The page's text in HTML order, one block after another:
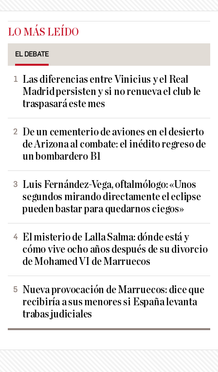
LO MÁS LEÍDO
EL DEBATE
Las diferencias entre Vinicius y el Real
Madrid persisten y si no renueva el club le
traspasará este mes
De un cementerio de aviones en el desierto
de Arizona al combate: el inédito regreso de
un bombardero B1
Luis Fernández-Vega, oftalmólogo: «Unos
segundos mirando directamente el eclipse
pueden bastar para quedarnos ciegos»
El misterio de Lalla Salma: dónde está y
cómo vive ocho años después de su divorcio
de Mohamed VI de Marruecos
Nueva provocación de Marruecos: dice que
recibiría a sus menores si España levanta
trabas judiciales